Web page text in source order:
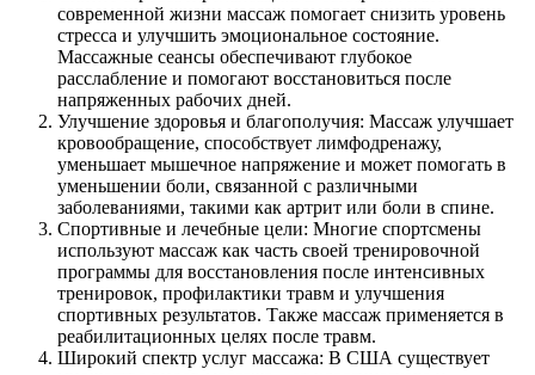
современной жизни массаж помогает снизить уровень
стресса и улучшить эмоциональное состояние.
Массажные сеансы обеспечивают глубокое
расслабление и помогают восстановиться после
напряженных рабочих дней.
Улучшение здоровья и благополучия: Массаж улучшает
кровообращение, способствует лимфодренажу,
уменьшает мышечное напряжение и может помогать в
уменьшении боли, связанной с различными
заболеваниями, такими как артрит или боли в спине.
Спортивные и лечебные цели: Многие спортсмены
используют массаж как часть своей тренировочной
программы для восстановления после интенсивных
тренировок, профилактики травм и улучшения
спортивных результатов. Также массаж применяется в
реабилитационных целях после травм.
Широкий спектр услуг массажа: В США существует